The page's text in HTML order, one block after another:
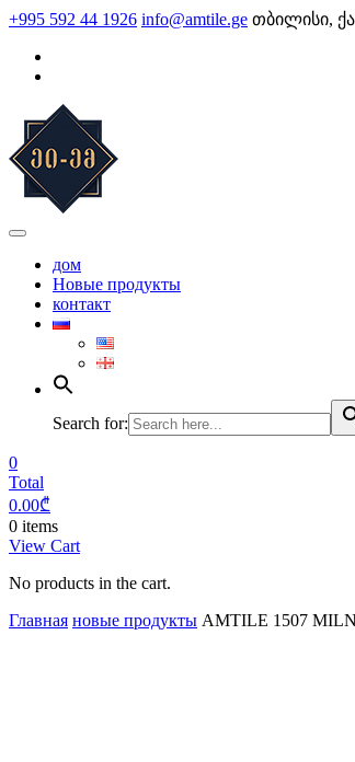
Skip
content
+995 592 44 1926 info@amtile.ge თბილისი,
дом
Новые продукты
контакт
Search for:
0
Total
0.00₾
0 items
View Cart
No products in the cart.
Главная новые продукты AMTILE 1507